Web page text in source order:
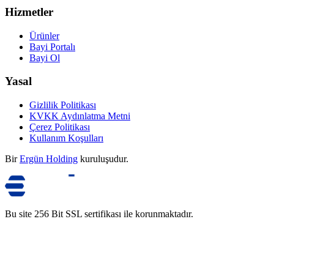
Hizmetler
Ürünler
Bayi Portalı
Bayi Ol
Yasal
Gizlilik Politikası
KVKK Aydınlatma Metni
Çerez Politikası
Kullanım Koşulları
Bir Ergün Holding kuruluşudur.
Bu site 256 Bit SSL sertifikası ile korunmaktadır.